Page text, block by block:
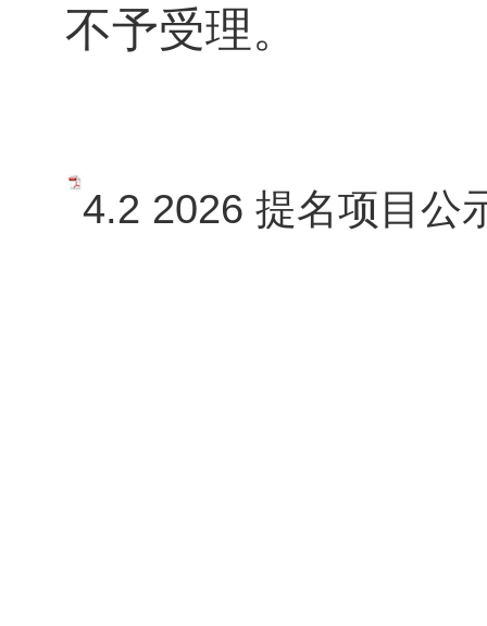
不予受理。
4.2 2026 提名项目公